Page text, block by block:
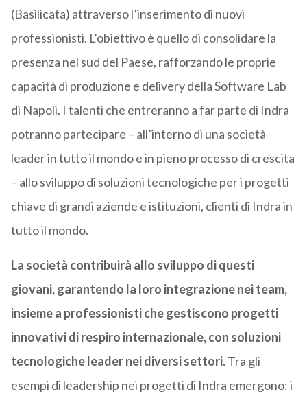
(Basilicata) attraverso l’inserimento di nuovi
professionisti. L’obiettivo è quello di consolidare la
presenza nel sud del Paese, rafforzando le proprie
capacità di produzione e delivery della Software Lab
di Napoli. I talenti che entreranno a far parte di Indra
potranno partecipare – all’interno di una società
leader in tutto il mondo e in pieno processo di crescita
– allo sviluppo di soluzioni tecnologiche per i progetti
chiave di grandi aziende e istituzioni, clienti di Indra in
tutto il mondo.
La società contribuirà allo sviluppo di questi
giovani, garantendo la loro integrazione nei team,
insieme a professionisti che gestiscono progetti
innovativi di respiro internazionale, con soluzioni
tecnologiche leader nei diversi settori.Tra gli
esempi di leadership nei progetti di Indra emergono: i